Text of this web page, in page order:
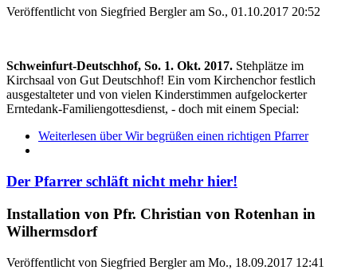
Veröffentlicht von Siegfried Bergleram So., 01.10.2017 20:52
Schweinfurt-Deutschhof, So. 1. Okt. 2017. Stehplätze im
Kirchsaal von Gut Deutschhof! Ein vom Kirchenchor festlich
ausgestalteter und von vielen Kinderstimmen aufgelockerter
Erntedank-Familiengottesdienst, - doch mit einem Special:
Weiterlesen über Wir begrüßen einen richtigen Pfarrer
Der Pfarrer schläft nicht mehr hier!
Installation von Pfr. Christian von Rotenhan in
Wilhermsdorf
Veröffentlicht von Siegfried Bergleram Mo., 18.09.2017 12:41